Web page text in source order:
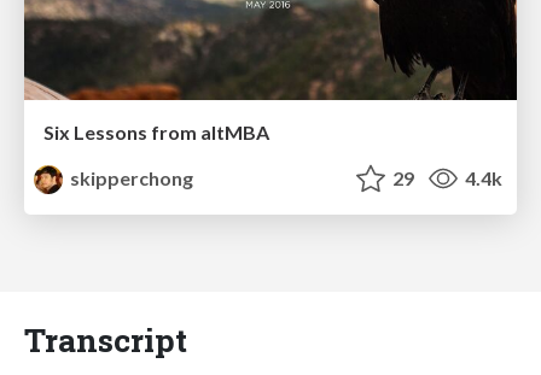
Six Lessons from altMBA
skipperchong
29 4.4k
Transcript